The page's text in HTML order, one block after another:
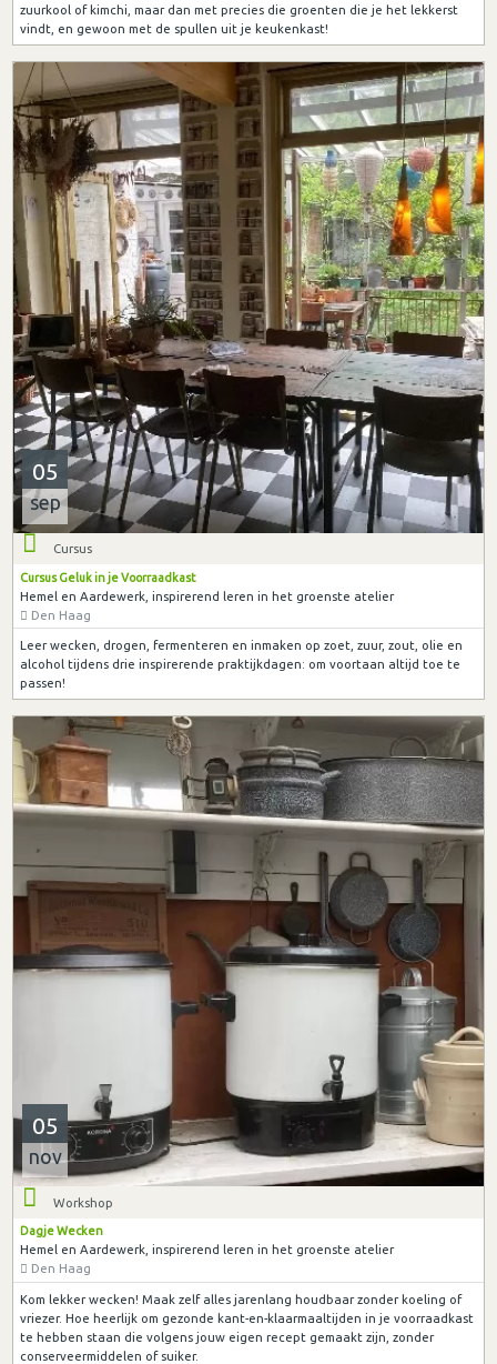
zuurkool of kimchi, maar dan met precies die groenten die je het lekkerst
vindt, en gewoon met de spullen uit je keukenkast!
05
sep
Cursus
Cursus Geluk in je Voorraadkast
Hemel en Aardewerk, inspirerend leren in het groenste atelier
Den Haag
Leer wecken, drogen, fermenteren en inmaken op zoet, zuur, zout, olie en
alcohol tijdens drie inspirerende praktijkdagen: om voortaan altijd toe te
passen!
05
nov
Workshop
Dagje Wecken
Hemel en Aardewerk, inspirerend leren in het groenste atelier
Den Haag
Kom lekker wecken! Maak zelf alles jarenlang houdbaar zonder koeling of
vriezer. Hoe heerlijk om gezonde kant-en-klaarmaaltijden in je voorraadkast
te hebben staan die volgens jouw eigen recept gemaakt zijn, zonder
conserveermiddelen of suiker.